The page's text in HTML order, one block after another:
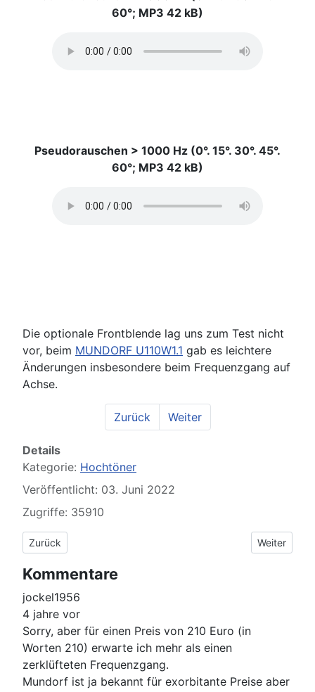
60°; MP3 42 kB)
Pseudorauschen > 1000 Hz (0°. 15°. 30°. 45°.
60°; MP3 42 kB)
Die optionale Frontblende lag uns zum Test nicht
vor, beim MUNDORF U110W1.1 gab es leichtere
Änderungen insbesondere beim Frequenzgang auf
Achse.
Zurück Weiter
Details
Kategorie: Hochtöner
Veröffentlicht: 03. Juni 2022
Zugriffe: 35910
Vorheriger Beitrag: Redcatt 140FCDX4 und Lavoce HD1004
Zurück Nächster
Weiter
Kommentare
jockel1956
4 jahre vor
Sorry, aber für einen Preis von 210 Euro (in
Worten 210) erwarte ich mehr als einen
zerklüfteten Frequenzgang.
Mundorf ist ja bekannt für exorbitante Preise aber